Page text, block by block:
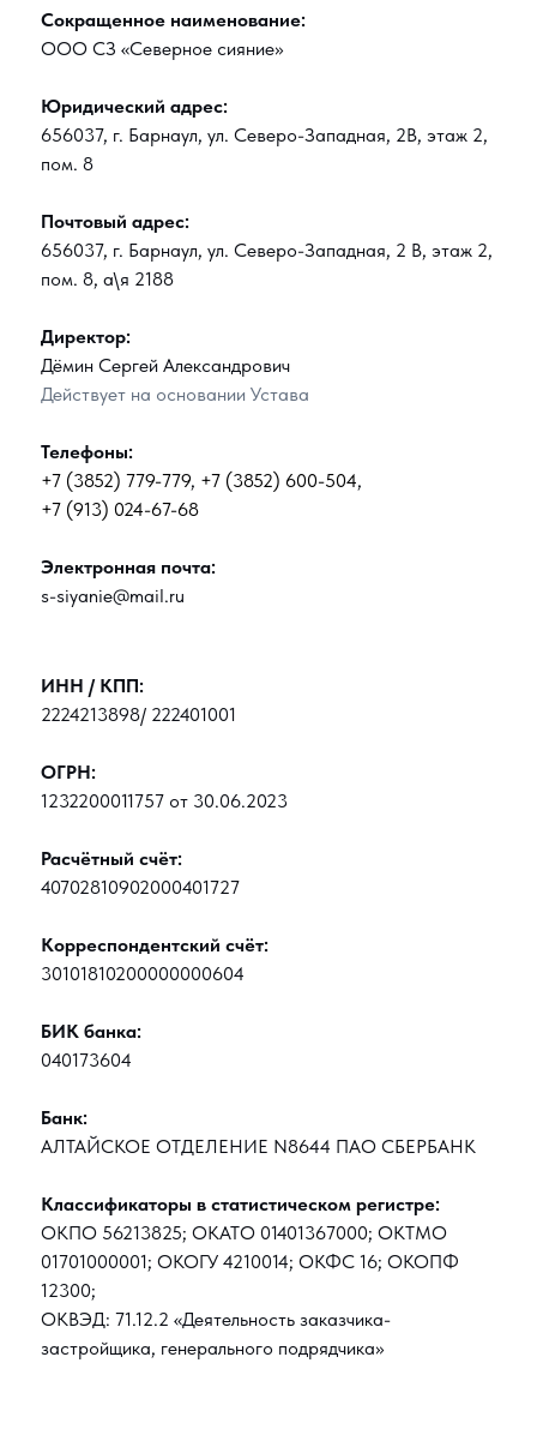
Сокращенное наименование:
ООО СЗ «Северное сияние»
Юридический адрес:
656037, г. Барнаул, ул. Северо-Западная, 2В, этаж 2,
пом. 8
Почтовый адрес:
656037, г. Барнаул, ул. Северо-Западная, 2 В, этаж 2,
пом. 8, а\я 2188
Директор:
Дёмин Сергей Александрович
Действует на основании Устава
Телефоны:
+7 (3852) 779-779, +7 (3852) 600-504,
+7 (913) 024-67-68
Электронная почта:
s-siyanie@mail.ru
ИНН / КПП:
2224213898/ 222401001
ОГРН:
1232200011757 от 30.06.2023
Расчётный счёт:
40702810902000401727
Корреспондентский счёт:
30101810200000000604
БИК банка:
040173604
Банк:
АЛТАЙСКОЕ ОТДЕЛЕНИЕ N8644 ПАО СБЕРБАНК
Классификаторы в статистическом регистре:
ОКПО 56213825; ОКАТО 01401367000; ОКТМО
01701000001; ОКОГУ 4210014; ОКФС 16; ОКОПФ
12300;
ОКВЭД: 71.12.2 «Деятельность заказчика-
застройщика, генерального подрядчика»